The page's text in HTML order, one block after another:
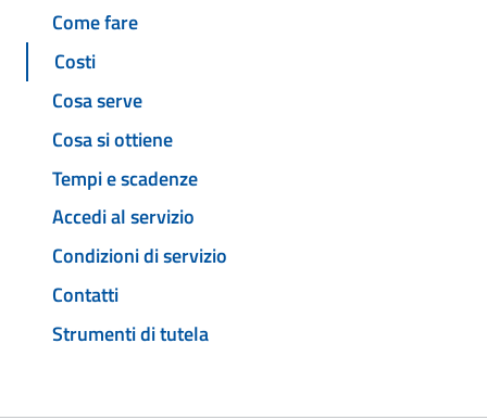
Come fare
Costi
Cosa serve
Cosa si ottiene
Tempi e scadenze
Accedi al servizio
Condizioni di servizio
Contatti
Strumenti di tutela